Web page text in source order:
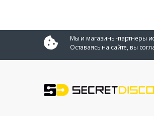
Мы и магазины-партнеры
Оставаясь на сайте, вы